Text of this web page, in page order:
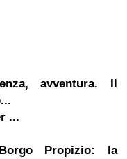
avventura. Il
...
Propizio: la